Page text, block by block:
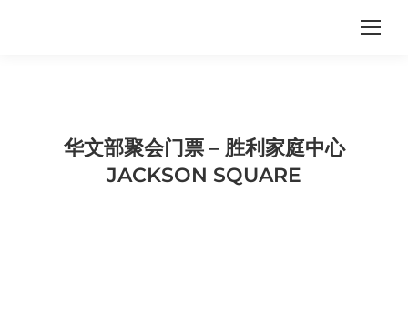
华文部聚会门票 – 胜利家庭中心
JACKSON SQUARE